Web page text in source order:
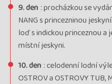
9. den : procházkou se
NANG s princezninou
loď s indickou princeznou a
místní jeskyni.
10. den : celodenní lodní
OSTROV a OSTROVY